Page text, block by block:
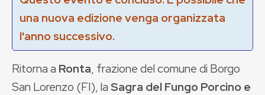
una nuova edizione venga organizzata
l'anno successivo.
Ritorna a Ronta, frazione del comune di Borgo
San Lorenzo (FI), laSagra del Fungo Porcino e